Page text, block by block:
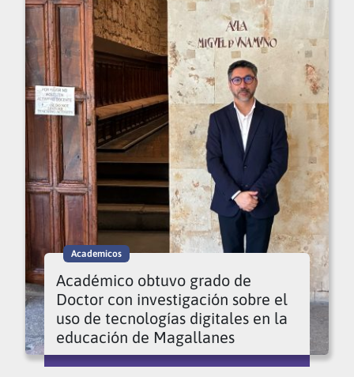
Academicos
Académico obtuvo grado de
Doctor con investigación sobre el
uso de tecnologías digitales en la
educación de Magallanes